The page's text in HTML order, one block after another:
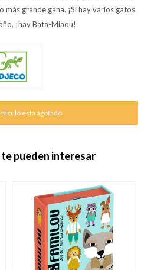
más grande gana. ¡Si hay varios gatos
¡hay Bata-Miaou!
está agotado.
pueden interesar